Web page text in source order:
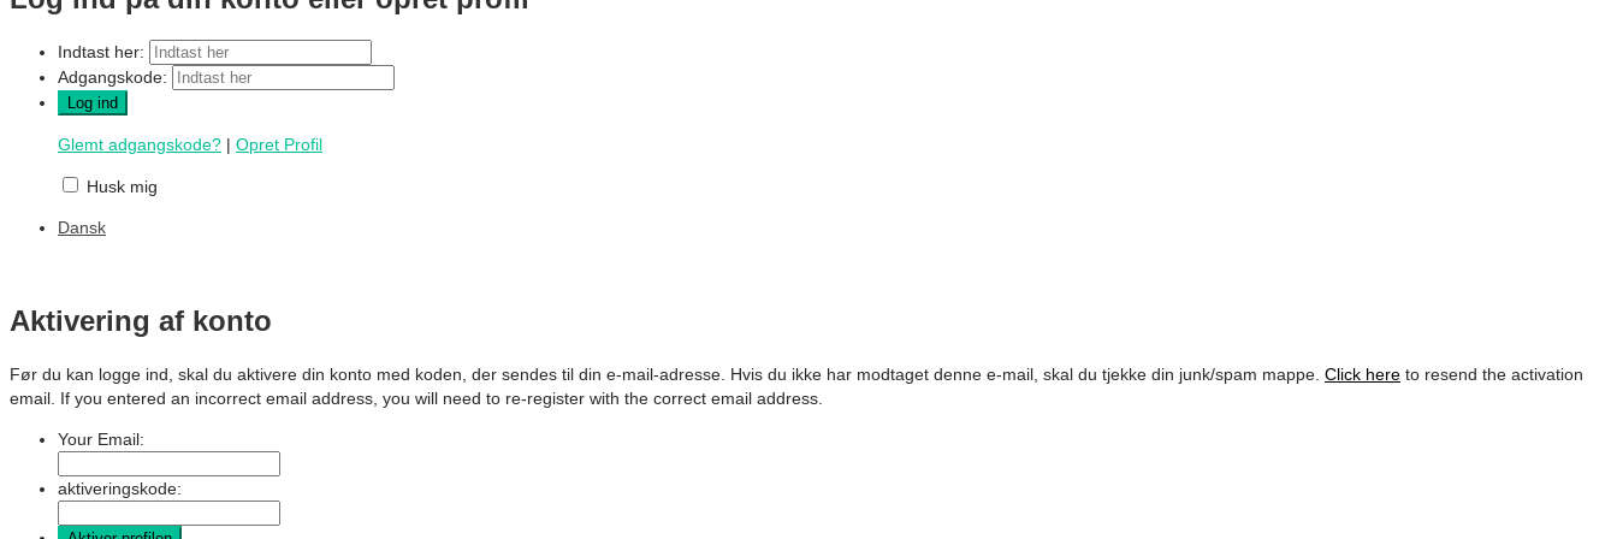
Indtast her:
Adgangskode:
Glemt adgangskode? | Opret Profil
Husk mig
Dansk
Aktivering af konto
Før du kan logge ind, skal du aktivere din konto med koden, der sendes til din e-mail-adresse. Hvis du ikke har modtaget denne e-mail, skal du tjekke din junk/spam mappe. Click here to resend the activation
email. If you entered an incorrect email address, you will need to re-register with the correct email address.
Your Email:
aktiveringskode: